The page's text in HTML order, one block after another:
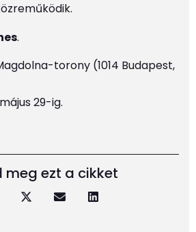
.
torony (1014 Budapest,
29-ig.
meg ezt a cikket